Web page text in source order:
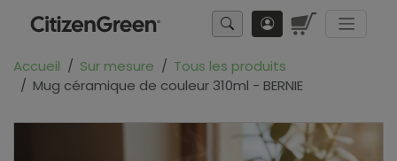
Accueil Sur mesure
Tous les produits
Mug céramique de couleur 310ml - BERNIE